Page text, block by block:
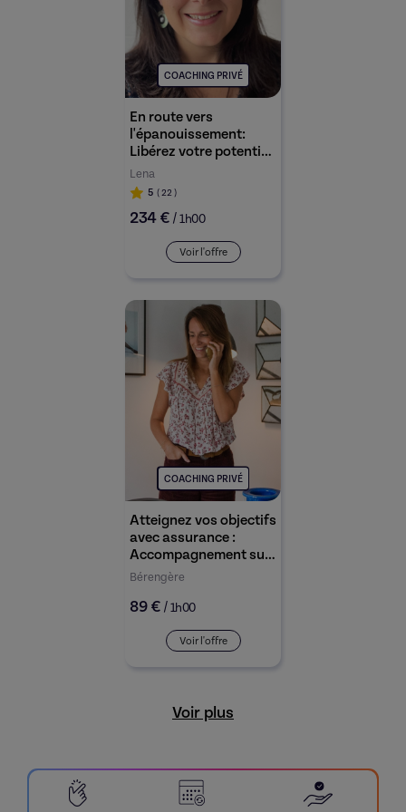
COACHING PRIVÉ
En route vers
l'épanouissement:
Libérez votre potentiel
avec le coaching
personnel et
professionnel !
Lena
5 ( 22 )
234 € /1h00
Voir l'offre
COACHING PRIVÉ
Atteignez vos objectifs
avec assurance :
Accompagnement sur
mesure pour adultes et
adolescents
Bérengère
89 € /1h00
Voir l'offre
Voir plus